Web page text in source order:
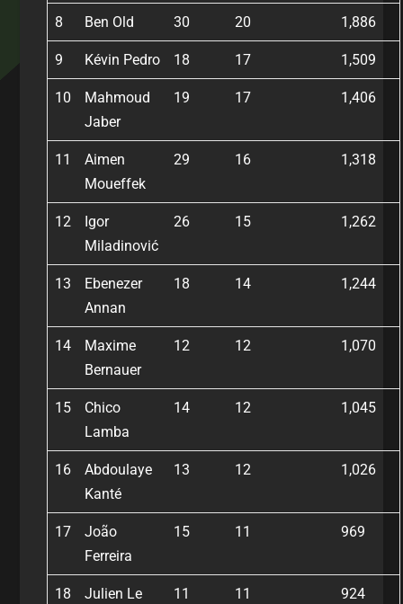
8 Ben Old 30 20 1,886
9 Kévin Pedro 18 17 1,509
10
Mahmoud
Jaber
19 17 1,406
11
Aimen
Moueffek
29 16 1,318
12
Igor
Miladinović
26 15 1,262
13
Ebenezer
Annan
18 14 1,244
14
Maxime
Bernauer
12 12 1,070
15
Chico
Lamba
14 12 1,045
16
Abdoulaye
Kanté
13 12 1,026
17
João
Ferreira
15 11 969
18
Julien Le
11 11 924